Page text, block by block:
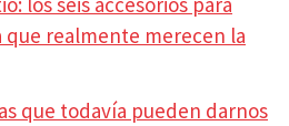
que realmente merecen la
que todavía pueden darnos